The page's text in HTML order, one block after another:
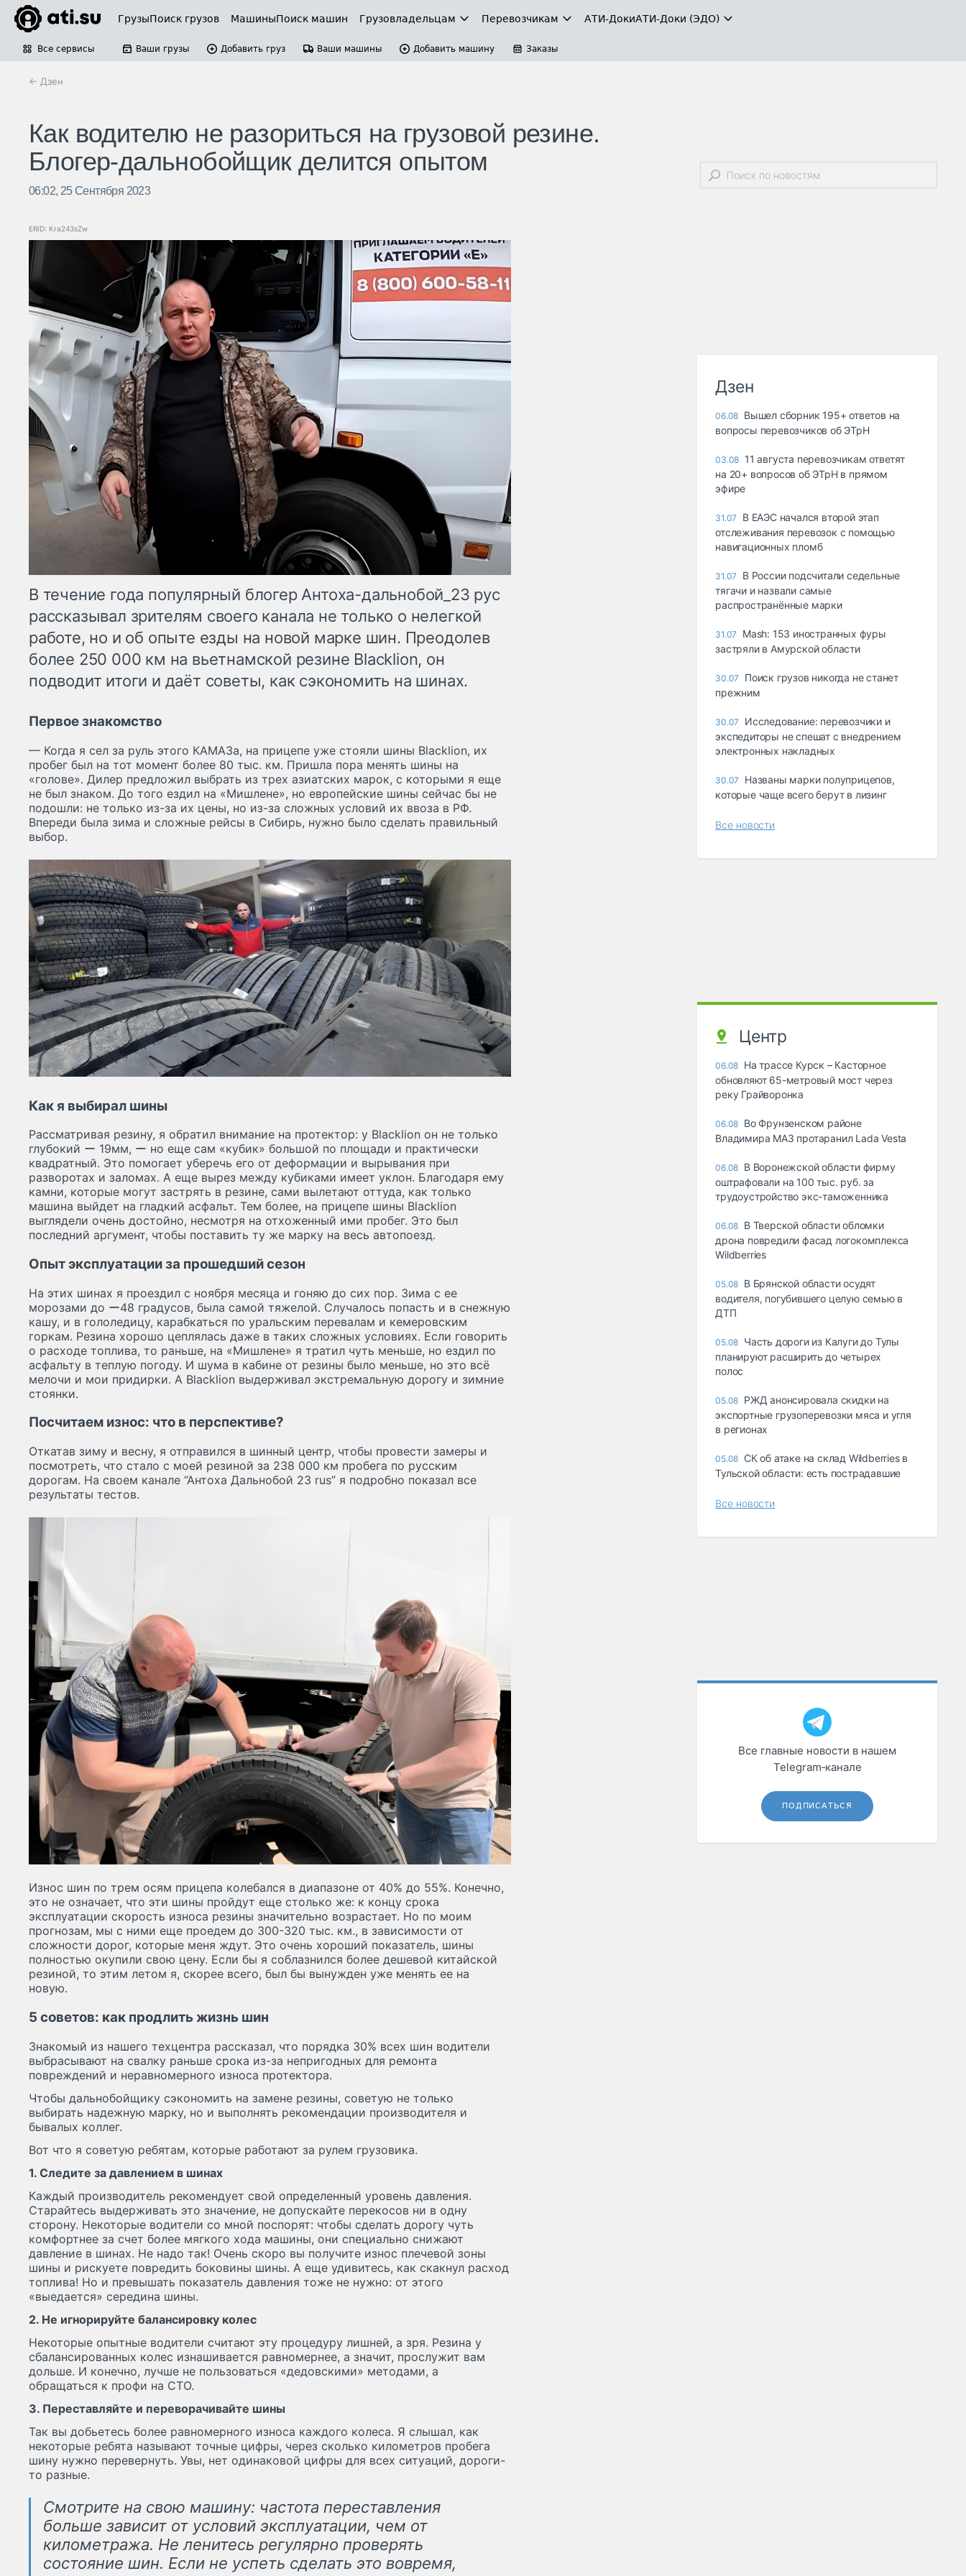
ГрузыПоиск грузов МашиныПоиск машин Грузовладельцам Перевозчикам АТИ-ДокиАТИ-Доки (ЭДО)
Все сервисы Ваши грузы Добавить груз Ваши машины Добавить машину Заказы
← Дзен
Как водителю не разориться на грузовой резине.
Блогер-дальнобойщик делится опытом
06:02, 25 Сентября 2023
ERID: Kra243sZw
В течение года популярный блогер Антоха-дальнобой_23 рус
рассказывал зрителям своего канала не только о нелегкой
работе, но и об опыте езды на новой марке шин. Преодолев
более 250 000 км на вьетнамской резине Blacklion, он
подводит итоги и даёт советы, как сэкономить на шинах.
Первое знакомство
— Когда я сел за руль этого КАМАЗа, на прицепе уже стояли шины Blacklion, их
пробег был на тот момент более 80 тыс. км. Пришла пора менять шины на
«голове». Дилер предложил выбрать из трех азиатских марок, с которыми я еще
не был знаком. До того ездил на «Мишлене», но европейские шины сейчас бы не
подошли: не только из-за их цены, но из-за сложных условий их ввоза в РФ.
Впереди была зима и сложные рейсы в Сибирь, нужно было сделать правильный
выбор.
Как я выбирал шины
Рассматривая резину, я обратил внимание на протектор: у Blacklion он не только
глубокий ー 19мм, ー но еще сам «кубик» большой по площади и практически
квадратный. Это помогает уберечь его от деформации и вырывания при
разворотах и заломах. А еще вырез между кубиками имеет уклон. Благодаря ему
камни, которые могут застрять в резине, сами вылетают оттуда, как только
машина выйдет на гладкий асфальт. Тем более, на прицепе шины Blacklion
выглядели очень достойно, несмотря на отхоженный ими пробег. Это был
последний аргумент, чтобы поставить ту же марку на весь автопоезд.
Опыт эксплуатации за прошедший сезон
На этих шинах я проездил с ноября месяца и гоняю до сих пор. Зима с ее
морозами до ー48 градусов, была самой тяжелой. Случалось попасть и в снежную
кашу, и в гололедицу, карабкаться по уральским перевалам и кемеровским
горкам. Резина хорошо цеплялась даже в таких сложных условиях. Если говорить
о расходе топлива, то раньше, на «Мишлене» я тратил чуть меньше, но ездил по
асфальту в теплую погоду. И шума в кабине от резины было меньше, но это всё
мелочи и мои придирки. А Blacklion выдерживал экстремальную дорогу и зимние
стоянки.
Посчитаем износ: что в перспективе?
Откатав зиму и весну, я отправился в шинный центр, чтобы провести замеры и
посмотреть, что стало с моей резиной за 238 000 км пробега по русским
дорогам. На своем канале “Антоха Дальнобой 23 rus” я подробно показал все
результаты тестов.
Износ шин по трем осям прицепа колебался в диапазоне от 40% до 55%. Конечно,
это не означает, что эти шины пройдут еще столько же: к концу срока
эксплуатации скорость износа резины значительно возрастает. Но по моим
прогнозам, мы с ними еще проедем до 300-320 тыс. км., в зависимости от
сложности дорог, которые меня ждут. Это очень хороший показатель, шины
полностью окупили свою цену. Если бы я соблазнился более дешевой китайской
резиной, то этим летом я, скорее всего, был бы вынужден уже менять ее на
новую.
5 советов: как продлить жизнь шин
Знакомый из нашего техцентра рассказал, что порядка 30% всех шин водители
выбрасывают на свалку раньше срока из-за непригодных для ремонта
повреждений и неравномерного износа протектора.
Чтобы дальнобойщику сэкономить на замене резины, советую не только
выбирать надежную марку, но и выполнять рекомендации производителя и
бывалых коллег.
Вот что я советую ребятам, которые работают за рулем грузовика.
1. Следите за давлением в шинах
Каждый производитель рекомендует свой определенный уровень давления.
Старайтесь выдерживать это значение, не допускайте перекосов ни в одну
сторону. Некоторые водители со мной поспорят: чтобы сделать дорогу чуть
комфортнее за счет более мягкого хода машины, они специально снижают
давление в шинах. Не надо так! Очень скоро вы получите износ плечевой зоны
шины и рискуете повредить боковины шины. А еще удивитесь, как скакнул расход
топлива! Но и превышать показатель давления тоже не нужно: от этого
«выедается» середина шины.
2. Не игнорируйте балансировку колес
Некоторые опытные водители считают эту процедуру лишней, а зря. Резина у
сбалансированных колес изнашивается равномернее, а значит, прослужит вам
дольше. И конечно, лучше не пользоваться «дедовскими» методами, а
обращаться к профи на СТО.
3. Переставляйте и переворачивайте шины
Так вы добьетесь более равномерного износа каждого колеса. Я слышал, как
некоторые ребята называют точные цифры, через сколько километров пробега
шину нужно перевернуть. Увы, нет одинаковой цифры для всех ситуаций, дороги-
то разные.
Смотрите на свою машину: частота переставления
больше зависит от условий эксплуатации, чем от
километража. Не ленитесь регулярно проверять
состояние шин. Если не успеть сделать это вовремя,
Дзен
06.08 Вышел сборник 195+ ответов на
вопросы перевозчиков об ЭТрН
03.08 11 августа перевозчикам ответят
на 20+ вопросов об ЭТрН в прямом
эфире
31.07
В ЕАЭС начался второй этап
отслеживания перевозок с помощью
навигационных пломб
31.07
В России подсчитали седельные
тягачи и назвали самые
распространённые марки
31.07
Mash: 153 иностранных фуры
застряли в Амурской области
30.07
Поиск грузов никогда не станет
прежним
30.07
Исследование: перевозчики и
экспедиторы не спешат с внедрением
электронных накладных
30.07
Названы марки полуприцепов,
которые чаще всего берут в лизинг
Все новости
Центр
06.08 На трассе Курск – Касторное
обновляют 65-метровый мост через
реку Грайворонка
06.08 Во Фрунзенском районе
Владимира МАЗ протаранил Lada Vesta
06.08 В Воронежской области фирму
оштрафовали на 100 тыс. руб. за
трудоустройство экс-таможенника
06.08 В Тверской области обломки
дрона повредили фасад логокомплекса
Wildberries
05.08 В Брянской области осудят
водителя, погубившего целую семью в
ДТП
05.08 Часть дороги из Калуги до Тулы
планируют расширить до четырех
полос
05.08 РЖД анонсировала скидки на
экспортные грузоперевозки мяса и угля
в регионах
05.08 СК об атаке на склад Wildberries в
Тульской области: есть пострадавшие
Все новости
Все главные новости в нашем
Telegram‑канале
ПОДПИСАТЬСЯ